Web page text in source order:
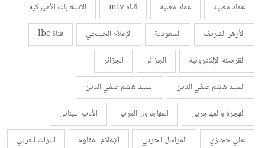
عماد مغنية
عماد مغنية قناة mtv
الانتخابات الأميركية
الأزهر الشريف
السعودية الإعلام الخليجي
قناة lbc
القرصنة الإلكترونية
الجزائر
الجزائر
السيد هاشم صفي الدين
السيد هاشم صفي الدين
الهجرة والمهاجرين
المهاجرون العرب
الأدب اللبناني
علي حجازي
المراسل الحربي الإعلام المقاوم
التراث العربي